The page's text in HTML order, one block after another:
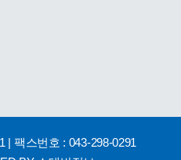
| 팩스번호 : 043-298-0291